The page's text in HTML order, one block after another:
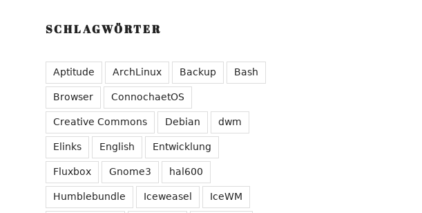
SCHLAGWÖRTER
Aptitude ArchLinux Backup Bash
Browser ConnochaetOS
Creative Commons Debian dwm
Elinks English Entwicklung
Fluxbox Gnome3 hal600
Humblebundle Iceweasel IceWM